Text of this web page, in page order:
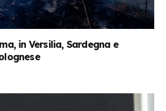
in Versilia, Sardegna e